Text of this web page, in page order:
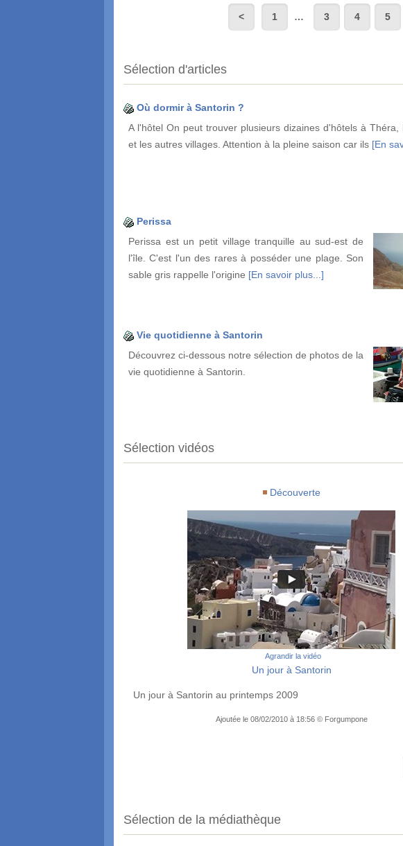
1 … 3 4 5
Sélection d'articles
Où dormir à Santorin ?
A l'hôtel On peut trouver plusieurs dizaines d'hôtels à Théra,
et les autres villages. Attention à la pleine saison car ils [En
Perissa
Perissa est un petit village tranquille au sud-est de
l'île. C'est l'un des rares à posséder une plage. Son
sable gris rappelle l'origine [En savoir plus...]
Vie quotidienne à Santorin
Découvrez ci-dessous notre sélection de photos de la
vie quotidienne à Santorin.
Sélection vidéos
Découverte
Agrandir la vidéo
Un jour à Santorin
Un jour à Santorin au printemps 2009
Ajoutée le 08/02/2010 à 18:56 © Forgumpone
Sélection de la médiathèque